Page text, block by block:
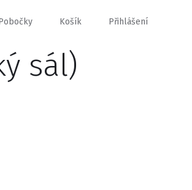
Košík Přihlášení
sál)